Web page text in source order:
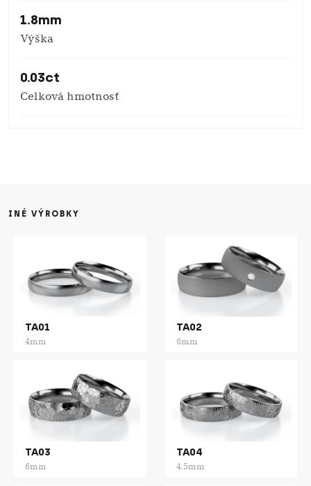
1.8mm
Výška
0.03ct
Celková hmotnosť
INÉ VÝROBKY
TA01
4mm
TA02
6mm
TA03
6mm
TA04
4.5mm